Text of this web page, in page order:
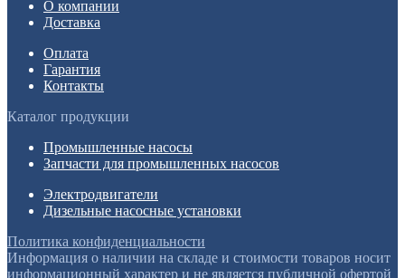
О компании
Доставка
Оплата
Гарантия
Контакты
Каталог продукции
Промышленные насосы
Запчасти для промышленных насосов
Электродвигатели
Дизельные насосные установки
Политика конфиденциальности
Информация о наличии на складе и стоимости товаров носит
информационный характер и не является публичной офертой